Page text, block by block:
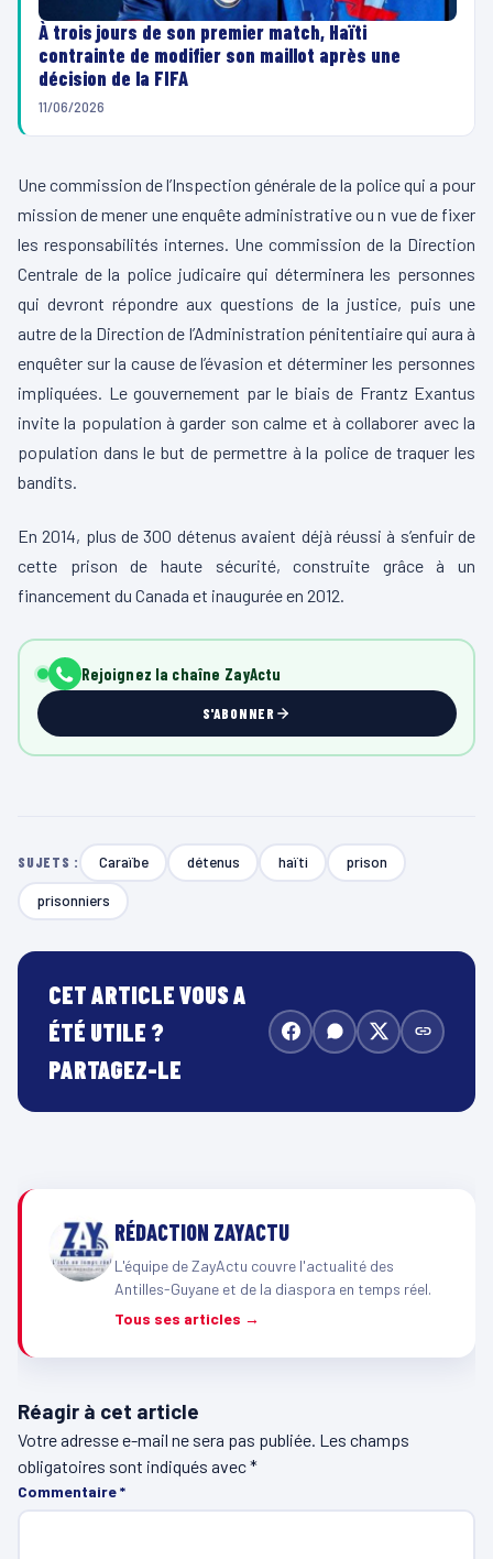
À trois jours de son premier match, Haïti
contrainte de modifier son maillot après une
décision de la FIFA
11/06/2026
Une commission de l’Inspection générale de la police qui a pour
mission de mener une enquête administrative ou n vue de fixer
les responsabilités internes. Une commission de la Direction
Centrale de la police judicaire qui déterminera les personnes
qui devront répondre aux questions de la justice, puis une
autre de la Direction de l’Administration pénitentiaire qui aura à
enquêter sur la cause de l’évasion et déterminer les personnes
impliquées. Le gouvernement par le biais de Frantz Exantus
invite la population à garder son calme et à collaborer avec la
population dans le but de permettre à la police de traquer les
bandits.
En 2014, plus de 300 détenus avaient déjà réussi à s’enfuir de
cette prison de haute sécurité, construite grâce à un
financement du Canada et inaugurée en 2012.
Rejoignez la chaîne ZayActu
S'ABONNER
SUJETS : Caraïbe détenus haïti prison
prisonniers
CET ARTICLE VOUS A
ÉTÉ UTILE ?
PARTAGEZ-LE
RÉDACTION ZAYACTU
L'équipe de ZayActu couvre l'actualité des
Antilles-Guyane et de la diaspora en temps réel.
Tous ses articles →
Réagir à cet article
Votre adresse e-mail ne sera pas publiée. Les champs
obligatoires sont indiqués avec*
Commentaire*